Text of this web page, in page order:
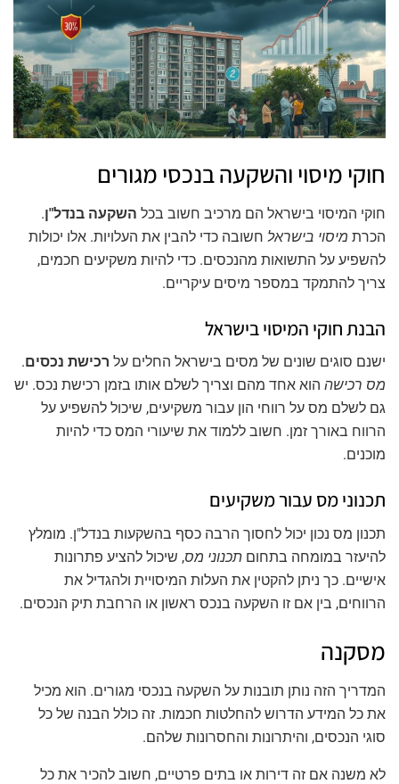
חוקי מיסוי והשקעה בנכסי מגורים
חוקי המיסוי בישראל הם מרכיב חשוב בכל השקעה בנדל"ן.
הכרת מיסוי בישראל חשובה כדי להבין את העלויות. אלו יכולות
להשפיע על התשואות מהנכסים. כדי להיות משקיעים חכמים,
צריך להתמקד במספר מיסים עיקריים.
הבנת חוקי המיסוי בישראל
ישנם סוגים שונים של מסים בישראל החלים על רכישת נכסים.
מס רכישה הוא אחד מהם וצריך לשלם אותו בזמן רכישת נכס. יש
גם לשלם מס על רווחי הון עבור משקיעים, שיכול להשפיע על
הרווח באורך זמן. חשוב ללמוד את שיעורי המס כדי להיות
מוכנים.
תכנוני מס עבור משקיעים
תכנון מס נכון יכול לחסוך הרבה כסף בהשקעות בנדל"ן. מומלץ
להיעזר במומחה בתחום תכנוני מס, שיכול להציע פתרונות
אישיים. כך ניתן להקטין את העלות המיסויית ולהגדיל את
הרווחים, בין אם זו השקעה בנכס ראשון או הרחבת תיק הנכסים.
מסקנה
המדריך הזה נותן תובנות על השקעה בנכסי מגורים. הוא מכיל
את כל המידע הדרוש להחלטות חכמות. זה כולל הבנה של כל
סוגי הנכסים, והיתרונות והחסרונות שלהם.
לא משנה אם זה דירות או בתים פרטיים, חשוב להכיר את כל